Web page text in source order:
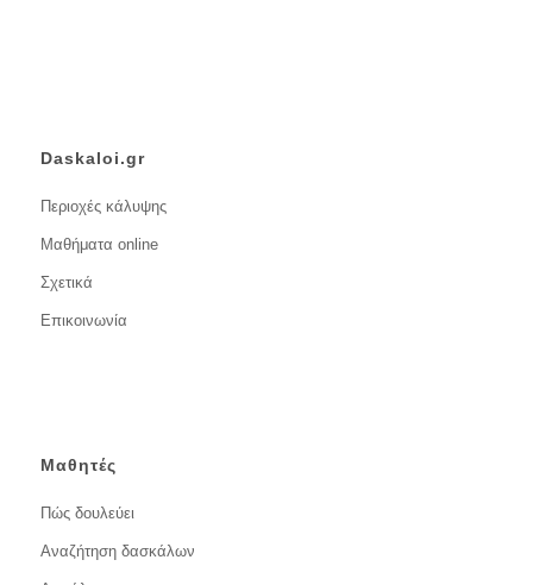
Daskaloi.gr
Περιοχές κάλυψης
Μαθήματα online
Σχετικά
Επικοινωνία
Μαθητές
Πώς δουλεύει
Αναζήτηση δασκάλων